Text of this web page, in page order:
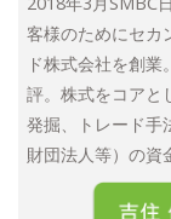
客様のためにセカ
ド株式会社を創
評。株式をコアと
発掘、トレード手
財団法人等）の資